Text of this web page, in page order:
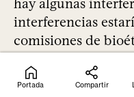
hay algunas
interferencias
comisiones de
potestades de la
Portada Compartir